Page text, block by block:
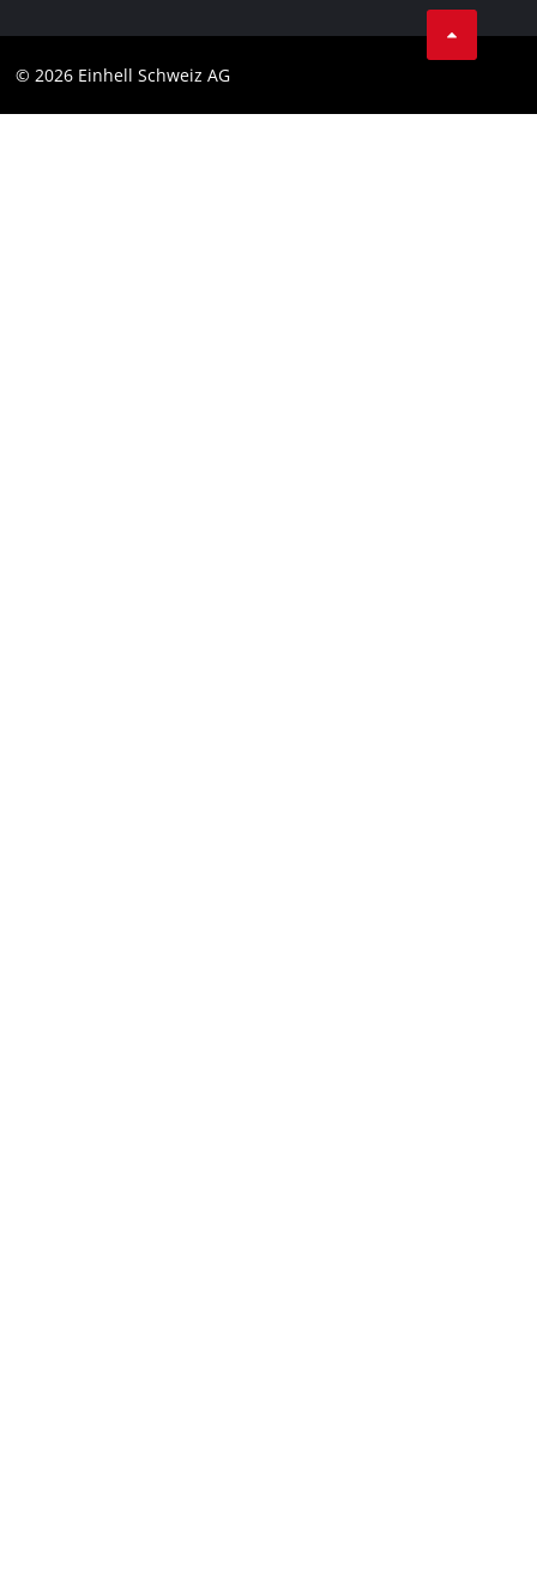
Impressum
© 2026 Einhell Schweiz AG